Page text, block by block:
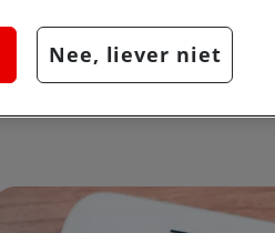
Nee, liever niet